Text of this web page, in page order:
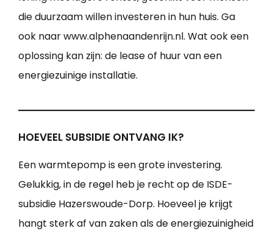
die duurzaam willen investeren in hun huis. Ga
ook naar www.alphenaandenrijn.nl. Wat ook een
oplossing kan zijn: de lease of huur van een
energiezuinige installatie.
HOEVEEL SUBSIDIE ONTVANG IK?
Een warmtepomp is een grote investering.
Gelukkig, in de regel heb je recht op de ISDE-
subsidie Hazerswoude-Dorp. Hoeveel je krijgt
hangt sterk af van zaken als de energiezuinigheid